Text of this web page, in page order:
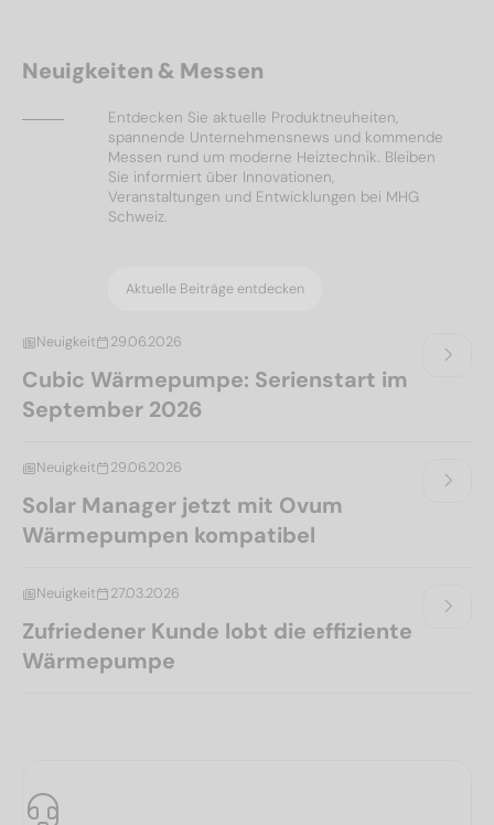
Neuigkeiten & Messen
Entdecken Sie aktuelle Produktneuheiten,
spannende Unternehmensnews und kommende
Messen rund um moderne Heiztechnik. Bleiben
Sie informiert über Innovationen,
Veranstaltungen und Entwicklungen bei MHG
Schweiz.
Aktuelle Beiträge entdecken
Neuigkeit 29.06.2026
Cubic Wärmepumpe: Serienstart im
September 2026
Neuigkeit 29.06.2026
Solar Manager jetzt mit Ovum
Wärmepumpen kompatibel
Neuigkeit 27.03.2026
Zufriedener Kunde lobt die effiziente
Wärmepumpe